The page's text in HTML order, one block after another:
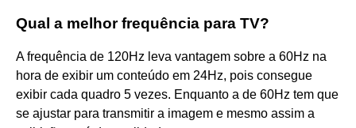
Qual a melhor frequência para TV?
A frequência de 120Hz leva vantagem sobre a 60Hz na
hora de exibir um conteúdo em 24Hz, pois consegue
exibir cada quadro 5 vezes. Enquanto a de 60Hz tem que
se ajustar para transmitir a imagem e mesmo assim a